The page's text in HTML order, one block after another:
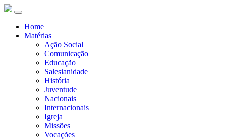
Home
Matérias
Ação Social
Comunicação
Educação
Salesianidade
História
Juventude
Nacionais
Internacionais
Igreja
Missões
Vocações